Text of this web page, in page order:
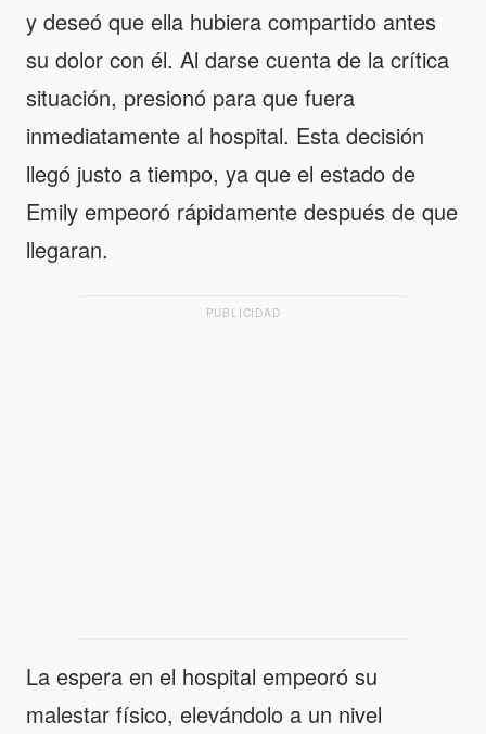
y deseó que ella hubiera compartido antes
su dolor con él. Al darse cuenta de la crítica
situación, presionó para que fuera
inmediatamente al hospital. Esta decisión
llegó justo a tiempo, ya que el estado de
Emily empeoró rápidamente después de que
llegaran.
PUBLICIDAD
La espera en el hospital empeoró su
malestar físico, elevándolo a un nivel